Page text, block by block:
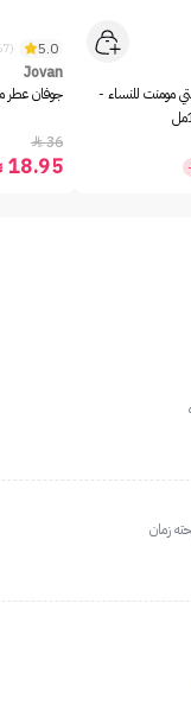
مومنت للنساء -
5.0
(2467)
Jovan
جوفان عطر
36

18.95
زمان